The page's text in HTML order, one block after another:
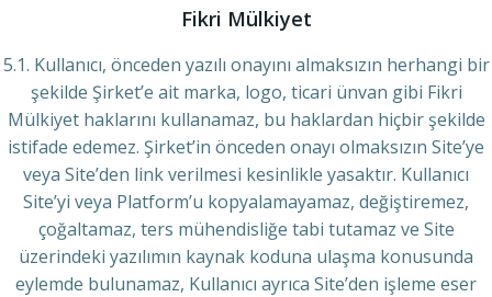
Fikri Mülkiyet
5.1. Kullanıcı, önceden yazılı onayını almaksızın herhangi bir
şekilde Şirket’e ait marka, logo, ticari ünvan gibi Fikri
Mülkiyet haklarını kullanamaz, bu haklardan hiçbir şekilde
istifade edemez. Şirket’in önceden onayı olmaksızın Site’ye
veya Site’den link verilmesi kesinlikle yasaktır. Kullanıcı
Site’yi veya Platform’u kopyalamayamaz, değiştiremez,
çoğaltamaz, ters mühendisliğe tabi tutamaz ve Site
üzerindeki yazılımın kaynak koduna ulaşma konusunda
eylemde bulunamaz, Kullanıcı ayrıca Site’den işleme eser